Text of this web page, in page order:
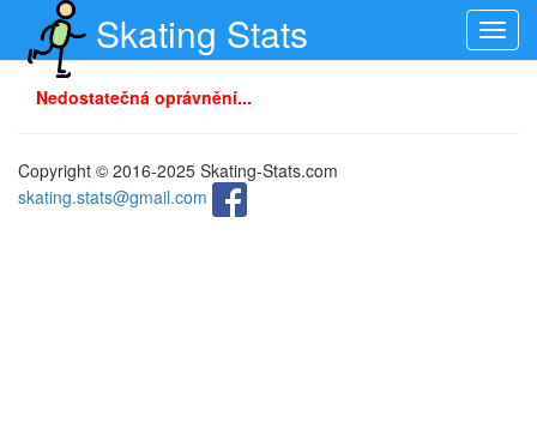
Skating Stats
Nedostatečná oprávnění...
Copyright © 2016-2025 Skating-Stats.com
skating.stats@gmail.com